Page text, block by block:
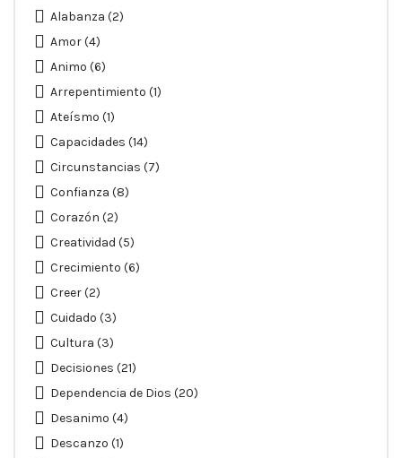
Alabanza (2)
Amor(4)
Animo (6)
Arrepentimiento (1)
Ateísmo (1)
Capacidades (14)
Circunstancias (7)
Confianza (8)
Corazón (2)
Creatividad (5)
Crecimiento (6)
Creer(2)
Cuidado (3)
Cultura (3)
Decisiones (21)
Dependencia de Dios (20)
Desanimo (4)
Descanzo (1)